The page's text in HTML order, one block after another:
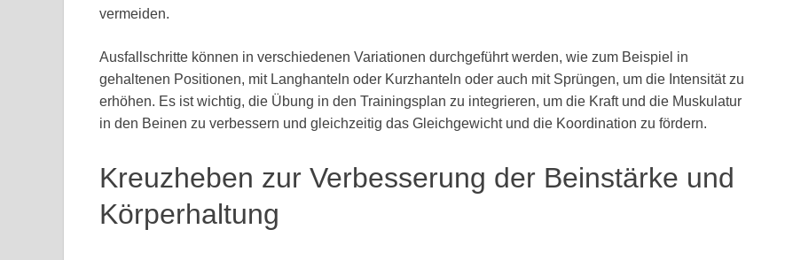
vermeiden.
Ausfallschritte können in verschiedenen Variationen durchgeführt werden, wie zum Beispiel in
gehaltenen Positionen, mit Langhanteln oder Kurzhanteln oder auch mit Sprüngen, um die Intensität zu
erhöhen. Es ist wichtig, die Übung in den Trainingsplan zu integrieren, um die Kraft und die Muskulatur
in den Beinen zu verbessern und gleichzeitig das Gleichgewicht und die Koordination zu fördern.
Kreuzheben zur Verbesserung der Beinstärke und
Körperhaltung